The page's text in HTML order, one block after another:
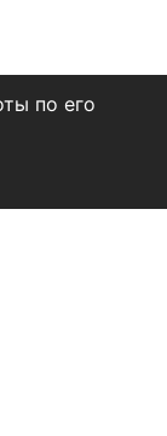
по его